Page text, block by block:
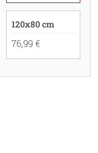
120x80 cm
76,99 €